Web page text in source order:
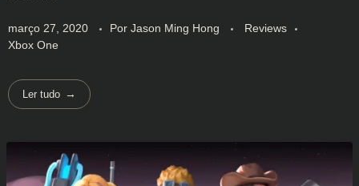
março 27, 2020 Por Jason Ming Hong
Reviews
Xbox One
Ler tudo